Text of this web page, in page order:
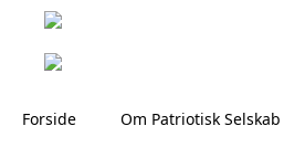
Forside Om Patriotisk Selskab